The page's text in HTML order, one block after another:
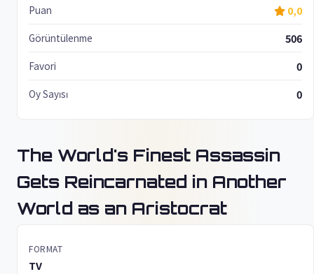
Puan 0,0
Görüntülenme 506
Favori 0
Oy Sayısı 0
The World's Finest Assassin
Gets Reincarnated in Another
World as an Aristocrat
FORMAT
TV